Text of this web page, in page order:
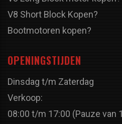
V8 Short Block Kopen?
Bootmotoren kopen?
OPENINGSTIJDEN
Dinsdag t/m Zaterdag
Verkoop:
08:00 t/m 17:00 (Pauze van